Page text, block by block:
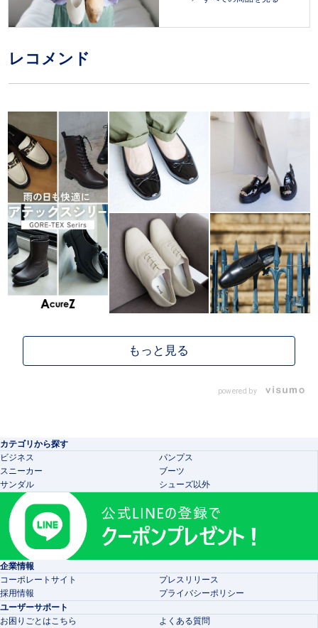
レコメンド
powered by
カテゴリから探す
ビジネス
パンプス
スニーカー
ブーツ
サンダル
シューズ以外
企業情報
コーポレートサイト
プレスリリース
採用情報
プライバシーポリシー
ユーザーサポート
お困りごとはこちら
よくある質問